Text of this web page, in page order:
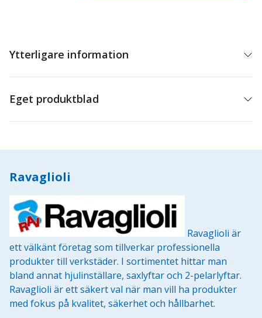
Ytterligare information
Eget produktblad
Ravaglioli
Ravaglioli är
ett välkänt företag som tillverkar professionella
produkter till verkstäder. I sortimentet hittar man
bland annat hjulinställare, saxlyftar och 2-pelarlyftar.
Ravaglioli är ett säkert val när man vill ha produkter
med fokus på kvalitet, säkerhet och hållbarhet.